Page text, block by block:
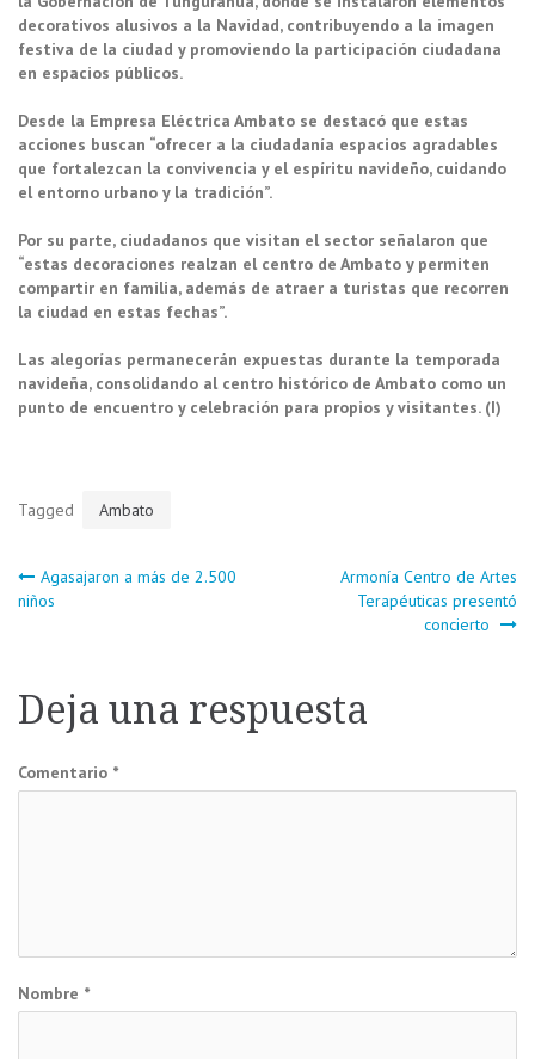
decorativos alusivos a la Navidad, contribuyendo a la imagen
festiva de la ciudad y promoviendo la participación ciudadana
en espacios públicos.
Desde la Empresa Eléctrica Ambato se destacó que estas
acciones buscan “ofrecer a la ciudadanía espacios agradables
que fortalezcan la convivencia y el espíritu navideño, cuidando
el entorno urbano y la tradición”.
Por su parte, ciudadanos que visitan el sector señalaron que
“estas decoraciones realzan el centro de Ambato y permiten
compartir en familia, además de atraer a turistas que recorren
la ciudad en estas fechas”.
Las alegorías permanecerán expuestas durante la temporada
navideña, consolidando al centro histórico de Ambato como un
punto de encuentro y celebración para propios y visitantes. (I)
Tagged Ambato
Navegación
entradas
Agasajaron a más de 2.500
niños
Armonía Centro de Artes
Terapéuticas presentó
concierto
Deja una respuesta
Comentario *
Nombre *